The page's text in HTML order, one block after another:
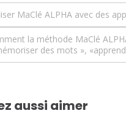
MaClé ALPHA avec des
la méthode MaClé
des mots »,
aussi aimer